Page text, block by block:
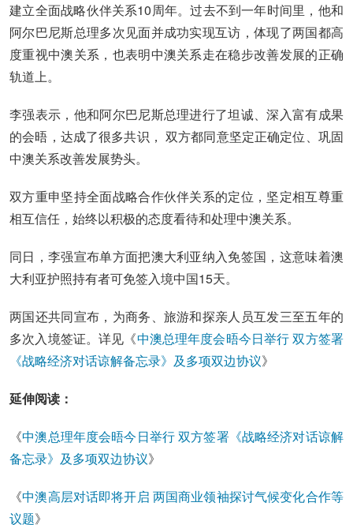
建立全面战略伙伴关系10周年。过去不到一年时间里，他和
阿尔巴尼斯总理多次见面并成功实现互访，体现了两国都高
度重视中澳关系，也表明中澳关系走在稳步改善发展的正确
轨道上。
李强表示，他和阿尔巴尼斯总理进行了坦诚、深入富有成果
的会晤，达成了很多共识， 双方都同意坚定正确定位、巩固
中澳关系改善发展势头。
双方重申坚持全面战略合作伙伴关系的定位，坚定相互尊重
相互信任，始终以积极的态度看待和处理中澳关系。
同日，李强宣布单方面把澳大利亚纳入免签国，这意味着澳
大利亚护照持有者可免签入境中国15天。
两国还共同宣布，为商务、旅游和探亲人员互发三至五年的
多次入境签证。详见《中澳总理年度会晤今日举行 双方签署
《战略经济对话谅解备忘录》及多项双边协议》
延伸阅读：
《中澳总理年度会晤今日举行 双方签署《战略经济对话谅解
备忘录》及多项双边协议》
《中澳高层对话即将开启 两国商业领袖探讨气候变化合作等
议题》